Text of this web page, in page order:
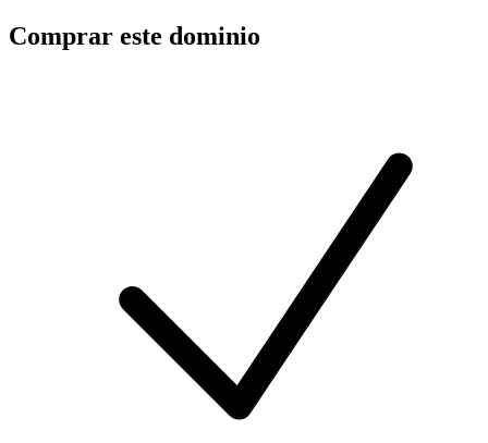
Comprar este dominio